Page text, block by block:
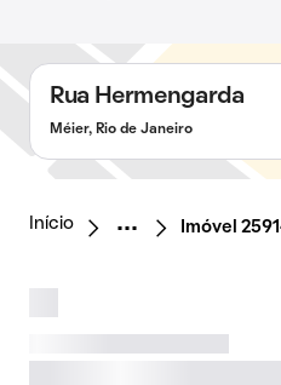
Rua Hermengarda
Méier, Rio de Janeiro
Início Imóvel